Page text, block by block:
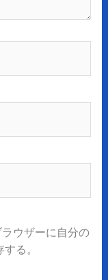
ウザーに自分の
る。